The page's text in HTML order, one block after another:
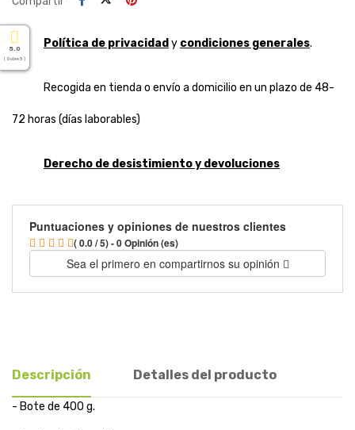
Política de privacidad y condiciones generales.
Recogida en tienda o envío a domicilio en un plazo de 48-
72 horas (días laborables)
Derecho de desistimiento y devoluciones
Puntuaciones y opiniones de nuestros clientes
( 0.0 / 5) - 0 Opinión (es)
Sea el primero en compartirnos su opinión
Descripción Detalles del producto
- Bote de 400 g.
5.0
( Sobre 5 )